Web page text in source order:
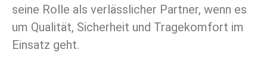
seine Rolle als verlässlicher Partner, wenn es
um Qualität, Sicherheit und Tragekomfort im
Einsatz geht.